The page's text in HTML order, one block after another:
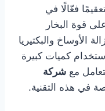
فعّالًا في
قوة البخار
الأوساخ والبكتيريا
كميات كبيرة
مع شركة
في هذه التقنية.